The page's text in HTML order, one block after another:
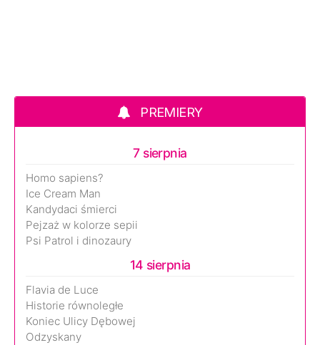
PREMIERY
7 sierpnia
Homo sapiens?
Ice Cream Man
Kandydaci śmierci
Pejzaż w kolorze sepii
Psi Patrol i dinozaury
14 sierpnia
Flavia de Luce
Historie równoległe
Koniec Ulicy Dębowej
Odzyskany